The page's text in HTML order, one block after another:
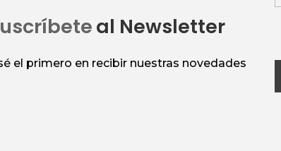
al Newsletter
el primero en recibir nuestras novedades